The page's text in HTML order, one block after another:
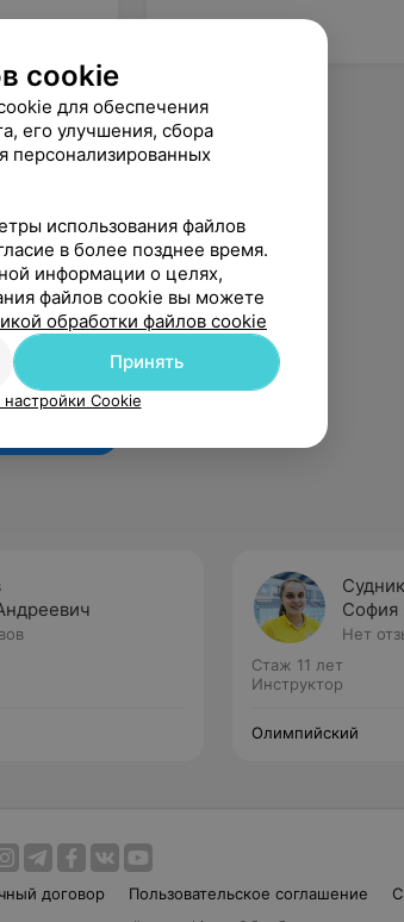
София
Нет
Стаж 11 лет
Инструктор
Олимпийский
договор Пользовательское соглашение
cookie
для обеспечения
его улучшения, сбора
персонализированных
использования файлов
в более позднее время.
информации о целях,
файлов cookie вы можете
обработки файлов cookie
Принять
Cookie